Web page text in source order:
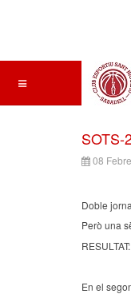
SOTS-
08
Doble
Però una
En el